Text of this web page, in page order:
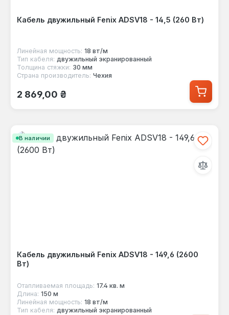
Кабель двужильный Fenix ADSV18 - 14,5 (260 Вт)
Линейная мощность: 18 вт/м
Тип кабеля: двужильный экранированный
Толщина стяжки: 30 мм
Страна производитель: Чехия
Обычная цена:
2 869,00 ₴
В наличии
Кабель двужильный Fenix ADSV18 - 149,6 (2600
Вт)
Отапливаемая площадь: 17.4 кв. м
Длина: 150 м
Линейная мощность: 18 вт/м
Тип кабеля: двужильный экранированный